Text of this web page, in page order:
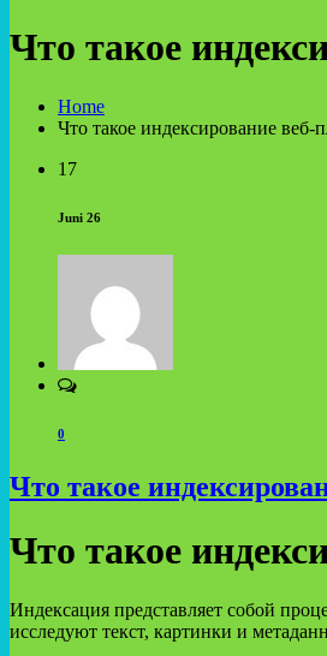
Что такое
Home
Что такое индексирование веб-
17
Juni 26
0
Что такое
Что такое
Индексация представляет собой
исследуют текст, картинки и